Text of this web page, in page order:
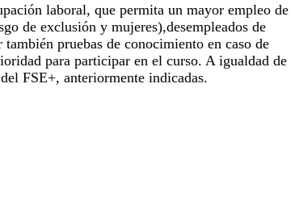
laboral, que permita un mayor empleo de
de exclusión y mujeres),desempleados de
pruebas de conocimiento en caso de
para participar en el curso. A igualdad de
FSE+, anteriormente indicadas.